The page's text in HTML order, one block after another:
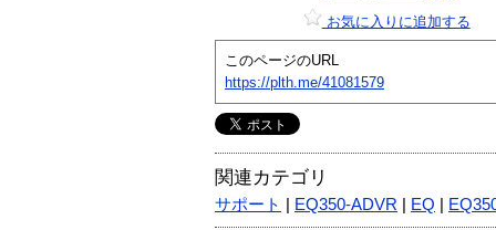
お気に入りに追加する
このページのURL
https://plth.me/41081579
関連カテゴリ
サポート EQ350-ADVR EQ